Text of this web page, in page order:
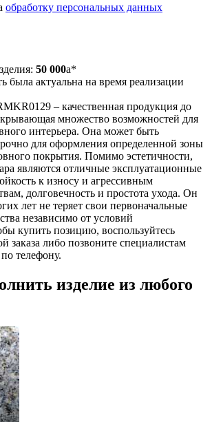
обработку персональных данных
50 000a*
была актуальна на время реализации
– качественная продукция до
множество возможностей для
интерьера. Она может быть
для оформления определенной зоны
покрытия. Помимо эстетичности,
являются отличные эксплуатационные
к износу и агрессивным
долговечность и простота ухода. Он
лет не теряет свои первоначальные
независимо от условий
купить позицию, воспользуйтесь
заказа либо позвоните специалистам
телефону.
изделие из любого